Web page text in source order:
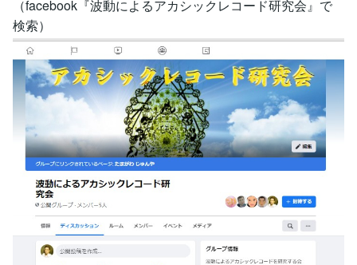
（facebook『波動によるアカシックレコード研究会』で
検索）